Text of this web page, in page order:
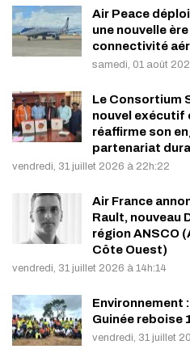
Air Peace
une nouvelle
connectivité
samedi, 01 août
Le Consortium
nouvel exécutif
réaffirme son
partenariat
vendredi, 31 juillet 2026 à 22h:22
Air France
Rault, nouveau
région ANSCO
Côte Ouest)
vendredi, 31 juillet 2026 à 14h:14
Environnement
Guinée reboise
vendredi, 31 juillet